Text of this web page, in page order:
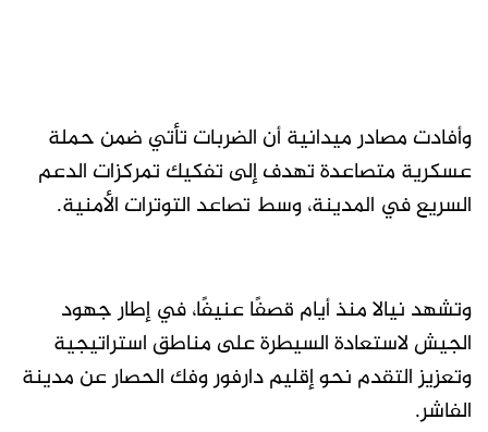
وأفادت مصادر ميدانية أن الضربات تأتي ضمن حملة
عسكرية متصاعدة تهدف إلى تفكيك تمركزات الدعم
السريع في المدينة، وسط تصاعد التوترات الأمنية.
وتشهد نيالا منذ أيام قصفًا عنيفًا، في إطار جهود
الجيش لاستعادة السيطرة على مناطق استراتيجية
وتعزيز التقدم نحو إقليم دارفور وفك الحصار عن مدينة
الفاشر.